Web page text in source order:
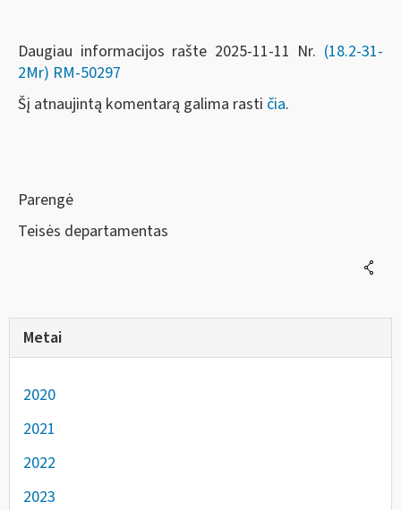
Daugiau informacijos rašte 2025-11-11 Nr. (18.2-31-
2Mr) RM-50297
Šį atnaujintą komentarą galima rasti čia.
Parengė
Teisės departamentas
Metai
2020
2021
2022
2023